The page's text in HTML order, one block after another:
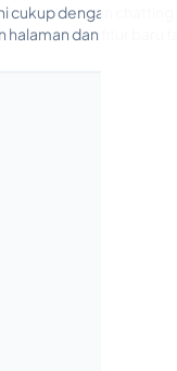
cukup dengan chatting
halaman dan fitur baru